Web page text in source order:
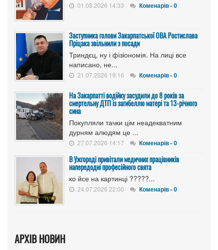
01.08.2026 14:33 Коменарів - 0
Заступника голови Закарпатської ОВА Ростислава
Пріцака звільнили з посади
Триндєц, ну і фізіономія. На лиці все
написано, не...
21.07.2026 19:16 Коменарів - 0
На Закарпатті водійку засудили до 8 років за
смертельну ДТП із загибеллю матері та 13-річного
сина
Покупляли тачки цім неадекватним
дурням алюдям це ...
27.07.2026 14:17 Коменарів - 0
В Ужгороді привітали медичних працівників
напередодні професійного свята
ко йсе на картинці ?????...
24.07.2026 22:00 Коменарів - 0
АРХІВ НОВИН